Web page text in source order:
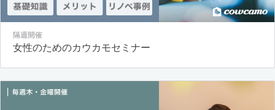
隔週開催
女性のためのカウカモセミナー